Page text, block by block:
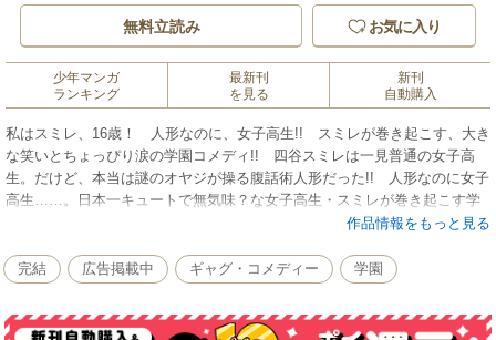
無料立読み お気に入り
少年マンガ
ランキング
最新刊
を見る
新刊
自動購入
私はスミレ、16歳！ 人形なのに、女子高生!! スミレが巻き起こす、大き
な笑いとちょっぴり涙の学園コメディ!! 四谷スミレは一見普通の女子高
生。だけど、本当は謎のオヤジが操る腹話術人形だった!! 人形なのに女子
高生……。日本一キュートで無気味？な女子高生・スミレが巻き起こす学
作品情報をもっと見る
完結 広告掲載中 ギャグ・コメディー 学園